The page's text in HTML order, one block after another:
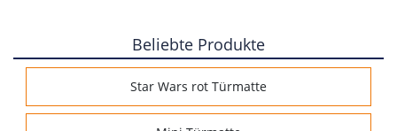
Beliebte Produkte
Star Wars rot Türmatte